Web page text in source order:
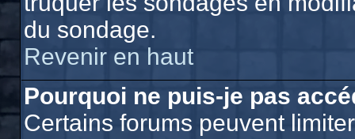
du sondage.
Revenir en haut
Pourquoi ne puis-je pas
Certains forums peuvent